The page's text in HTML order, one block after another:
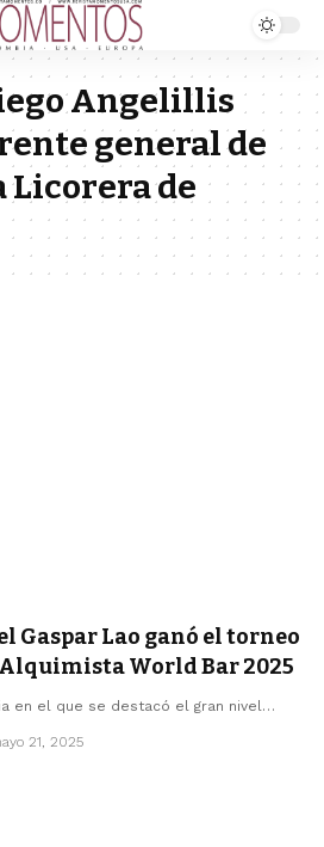
Angelillis
general de
de
Gaspar Lao ganó el torneo
World Bar 2025
en el que se destacó el gran nivel…
21, 2025